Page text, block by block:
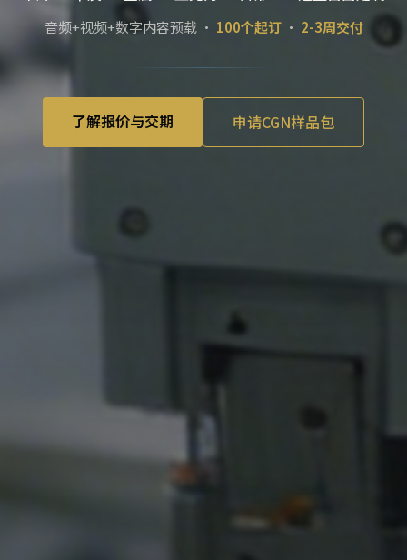
音频+视频+数字内容预载 · 100个起订· 2-3周交付
了解报价与交期 申请CGN样品包